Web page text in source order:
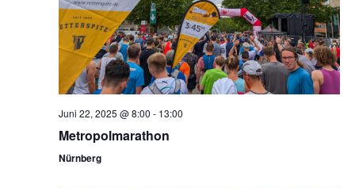
Juni 22, 2025 @ 8:00 - 13:00
Metropolmarathon
Nürnberg